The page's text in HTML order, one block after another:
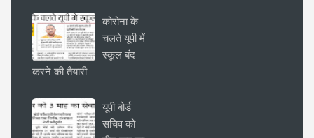
कोरोना के
चलते यूपी में
स्कूल बंद
करने की तैयारी
यूपी बोर्ड
सचिव को